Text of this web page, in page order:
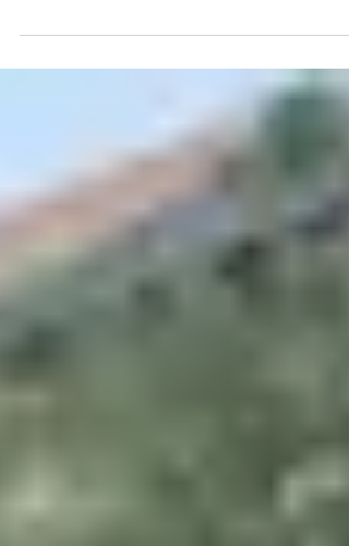
Adjame das schlagende Herz von Jaffa.